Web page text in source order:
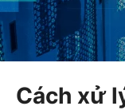
Cách xử